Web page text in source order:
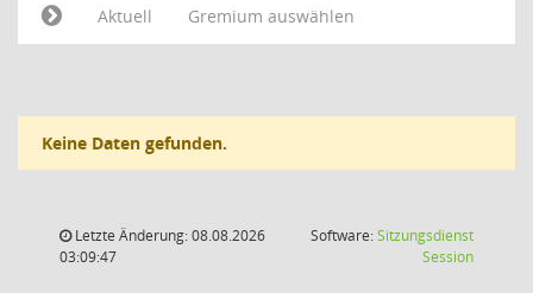
Aktuell
Gremium auswählen
Keine Daten gefunden.
Letzte Änderung: 08.08.2026
03:09:47
Software:Sitzungsdienst
Session(Wird in